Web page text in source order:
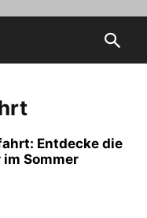
Entdecke die
Sommer